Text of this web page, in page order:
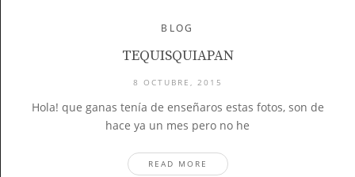
BLOG
TEQUISQUIAPAN
8 OCTUBRE, 2015
Hola! que ganas tenía de enseñaros estas fotos, son de
hace ya un mes pero no he
READ MORE